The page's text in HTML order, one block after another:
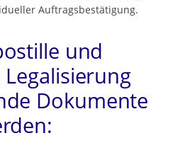
Auftragsbestätigung.
und
Dokumente